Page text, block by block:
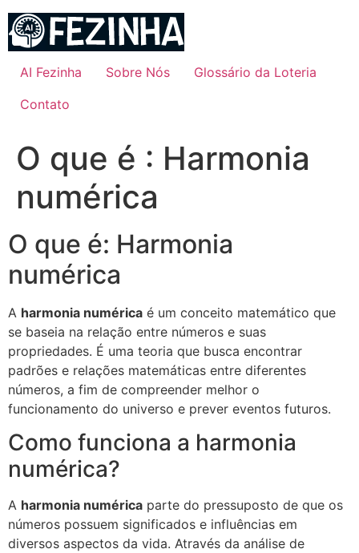
para
conteúdo
AI Fezinha Sobre Nós
Glossário da Loteria
Contato
O que é : Harmonia
numérica
O que é: Harmonia
numérica
A harmonia numérica é um conceito matemático que
se baseia na relação entre números e suas
propriedades. É uma teoria que busca encontrar
padrões e relações matemáticas entre diferentes
números, a fim de compreender melhor o
funcionamento do universo e prever eventos futuros.
Como funciona a harmonia
numérica?
A harmonia numérica parte do pressuposto de que os
números possuem significados e influências em
diversos aspectos da vida. Através da análise de